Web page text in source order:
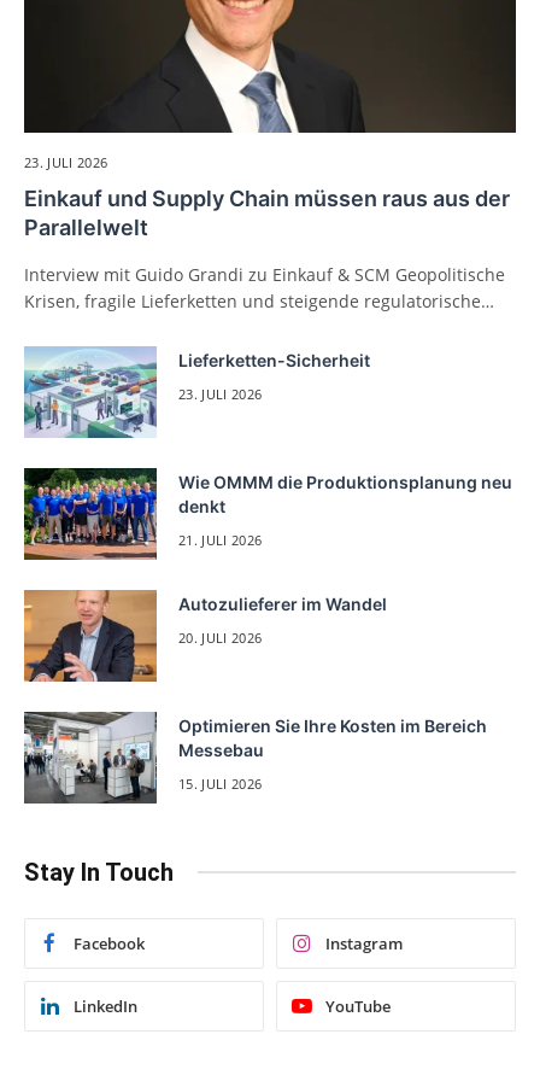
23. JULI 2026
Einkauf und Supply Chain müssen raus aus der
Parallelwelt
Interview mit Guido Grandi zu Einkauf & SCM Geopolitische
Krisen, fragile Lieferketten und steigende regulatorische…
Lieferketten-Sicherheit
23. JULI 2026
Wie OMMM die Produktionsplanung neu
denkt
21. JULI 2026
Autozulieferer im Wandel
20. JULI 2026
Optimieren Sie Ihre Kosten im Bereich
Messebau
15. JULI 2026
Stay In Touch
Facebook Instagram
LinkedIn YouTube